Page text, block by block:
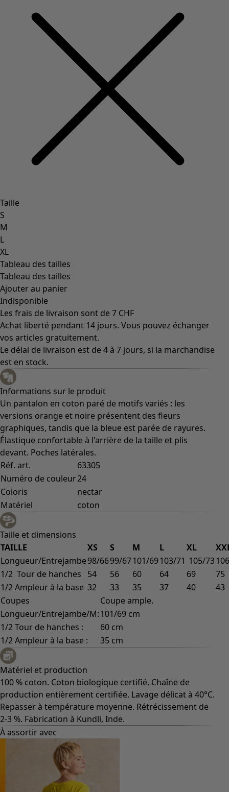
Taille
S
M
L
XL
Tableau des tailles
Tableau des tailles
Ajouter au panier
Indisponible
Les frais de livraison sont de 7 CHF
Achat liberté pendant 14 jours. Vous pouvez échanger
vos articles gratuitement.
Le délai de livraison est de 4 à 7 jours, si la marchandise
est en stock.
Informations sur le produit
Un pantalon en coton paré de motifs variés : les
versions orange et noire présentent des fleurs
graphiques, tandis que la bleue est parée de rayures.
Élastique confortable à l'arrière de la taille et plis
devant. Poches latérales.
Réf. art.
63305
Numéro de couleur24
Coloris
nectar
Matériel
coton
Taille et dimensions
TAILLE
XS S M L XL
Longueur/Entrejambe98/6699/67101/69103/71 105/73
1/2 Tour de hanches
54 56 60 64 69
75
1/2 Ampleur à la base 32 33 35 37 40
43
Coupes
Coupe ample.
Longueur/Entrejambe/M:101/69 cm
1/2 Tour de hanches :
60 cm
1/2 Ampleur à la base :
35 cm
Matériel et production
100 % coton. Coton biologique certifié. Chaîne de
production entièrement certifiée. Lavage délicat à 40°C.
Repasser à température moyenne. Rétrécissement de
2-3 %. Fabrication à Kundli, Inde.
À assortir avec